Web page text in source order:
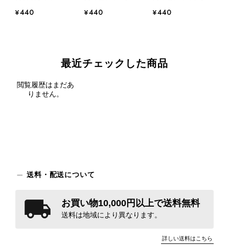
¥440 ¥440 ¥440
最近チェックした商品
閲覧履歴はまだあ
りません。
送料・配送について
お買い物10,000円以上で送料無料
送料は地域により異なります。
詳しい送料はこちら